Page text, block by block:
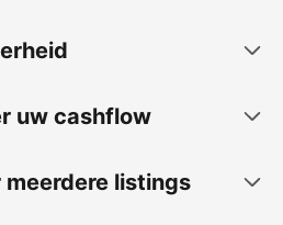
uw cashflow
listings